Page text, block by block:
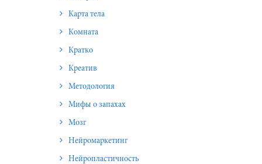
Карта тела
Комната
Кратко
Креатив
Методология
Мифы о запахах
Мозг
Нейромаркетинг
Нейропластичность